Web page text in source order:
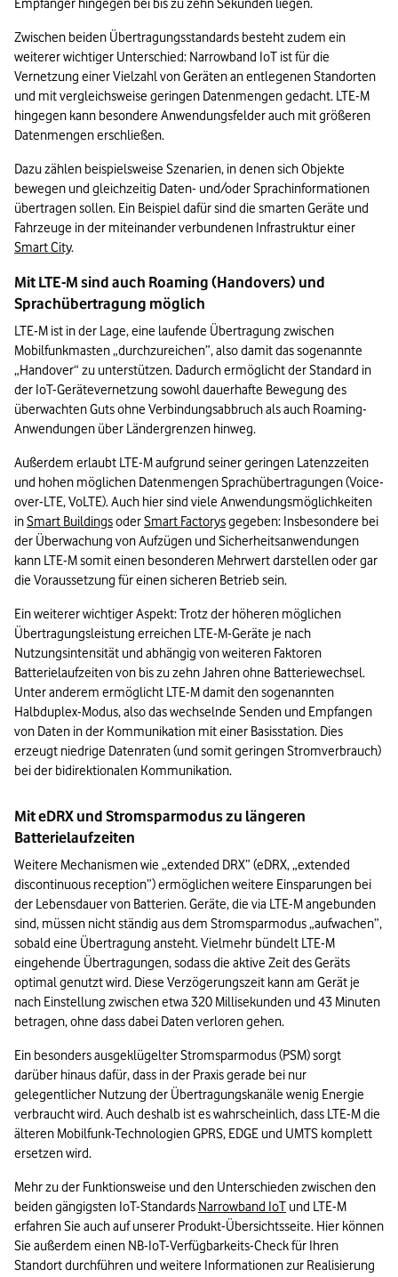
Empfänger hingegen bei bis zu zehn Sekunden liegen.
Zwischen beiden Übertragungsstandards besteht zudem ein
weiterer wichtiger Unterschied: Narrowband IoT ist für die
Vernetzung einer Vielzahl von Geräten an entlegenen Standorten
und mit vergleichsweise geringen Datenmengen gedacht. LTE-M
hingegen kann besondere Anwendungsfelder auch mit größeren
Datenmengen erschließen.
Dazu zählen beispielsweise Szenarien, in denen sich Objekte
bewegen und gleichzeitig Daten- und/oder Sprachinformationen
übertragen sollen. Ein Beispiel dafür sind die smarten Geräte und
Smart City.
Mit LTE-M sind auch Roaming (Handovers) und
Sprachübertragung möglich
LTE-M ist in der Lage, eine laufende Übertragung zwischen
Mobilfunkmasten „durchzureichen”, also damit das sogenannte
„Handover“ zu unterstützen. Dadurch ermöglicht der Standard in
der IoT-Gerätevernetzung sowohl dauerhafte Bewegung des
überwachten Guts ohne Verbindungsabbruch als auch Roaming-
Anwendungen über Ländergrenzen hinweg.
Außerdem erlaubt LTE-M aufgrund seiner geringen Latenzzeiten
und hohen möglichen Datenmengen Sprachübertragungen (Voice-
over-LTE, VoLTE). Auch hier sind viele Anwendungsmöglichkeiten
in Smart Buildings oder Smart Factorys gegeben: Insbesondere bei
der Überwachung von Aufzügen und Sicherheitsanwendungen
kann LTE-M somit einen besonderen Mehrwert darstellen oder gar
die Voraussetzung für einen sicheren Betrieb sein.
Ein weiterer wichtiger Aspekt: Trotz der höheren möglichen
Übertragungsleistung erreichen LTE-M-Geräte je nach
Nutzungsintensität und abhängig von weiteren Faktoren
Batterielaufzeiten von bis zu zehn Jahren ohne Batteriewechsel.
Unter anderem ermöglicht LTE-M damit den sogenannten
Halbduplex-Modus, also das wechselnde Senden und Empfangen
von Daten in der Kommunikation mit einer Basisstation. Dies
erzeugt niedrige Datenraten (und somit geringen Stromverbrauch)
bei der bidirektionalen Kommunikation.
Mit eDRX und Stromsparmodus zu längeren
Batterielaufzeiten
Weitere Mechanismen wie „extended DRX” (eDRX, „extended
discontinuous reception”) ermöglichen weitere Einsparungen bei
der Lebensdauer von Batterien. Geräte, die via LTE-M angebunden
sind, müssen nicht ständig aus dem Stromsparmodus „aufwachen”,
sobald eine Übertragung ansteht. Vielmehr bündelt LTE-M
eingehende Übertragungen, sodass die aktive Zeit des Geräts
optimal genutzt wird. Diese Verzögerungszeit kann am Gerät je
nach Einstellung zwischen etwa 320 Millisekunden und 43 Minuten
betragen, ohne dass dabei Daten verloren gehen.
Ein besonders ausgeklügelter Stromsparmodus (PSM) sorgt
darüber hinaus dafür, dass in der Praxis gerade bei nur
gelegentlicher Nutzung der Übertragungskanäle wenig Energie
verbraucht wird. Auch deshalb ist es wahrscheinlich, dass LTE-M die
älteren Mobilfunk-Technologien GPRS, EDGE und UMTS komplett
ersetzen wird.
Mehr zu der Funktionsweise und den Unterschieden zwischen den
beiden gängigsten IoT-Standards Narrowband IoT und LTE-M
erfahren Sie auch auf unserer Produkt-Übersichtsseite. Hier können
Sie außerdem einen NB-IoT-Verfügbarkeits-Check für Ihren
Standort durchführen und weitere Informationen zur Realisierung